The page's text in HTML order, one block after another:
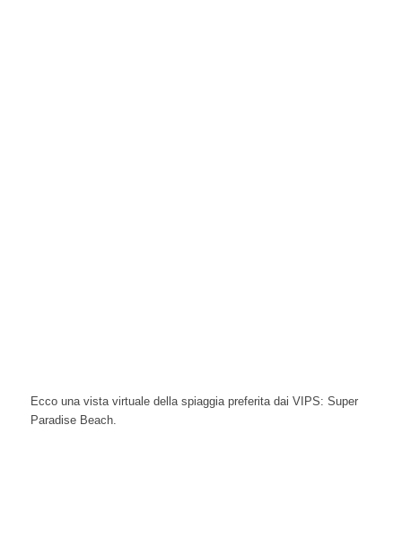
Ecco una vista virtuale della spiaggia preferita dai VIPS: Super
Paradise Beach.